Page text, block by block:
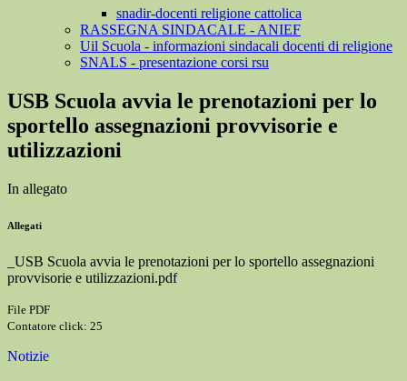
snadir-docenti religione cattolica
RASSEGNA SINDACALE - ANIEF
Uil Scuola - informazioni sindacali docenti di religione
SNALS - presentazione corsi rsu
USB Scuola avvia le prenotazioni per lo
sportello assegnazioni provvisorie e
utilizzazioni
In allegato
Allegati
_USB Scuola avvia le prenotazioni per lo sportello assegnazioni
provvisorie e utilizzazioni.pdf
File PDF
Contatore click: 25
Notizie